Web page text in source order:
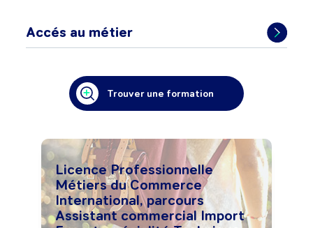
Accés au métier
Trouver une formation
Licence Professionnelle
Métiers du Commerce
International, parcours
Assistant commercial Import